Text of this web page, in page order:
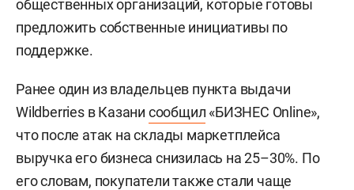
общественных организаций, которые готовы
предложить собственные инициативы по
поддержке.
Ранее один из владельцев пункта выдачи
Wildberries в Казани сообщил «БИЗНЕС Online»,
что после атак на склады маркетплейса
выручка его бизнеса снизилась на 25–30%. По
его словам, покупатели также стали чаще